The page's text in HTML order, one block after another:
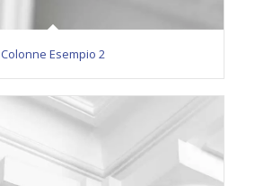
Colonne Esempio 2